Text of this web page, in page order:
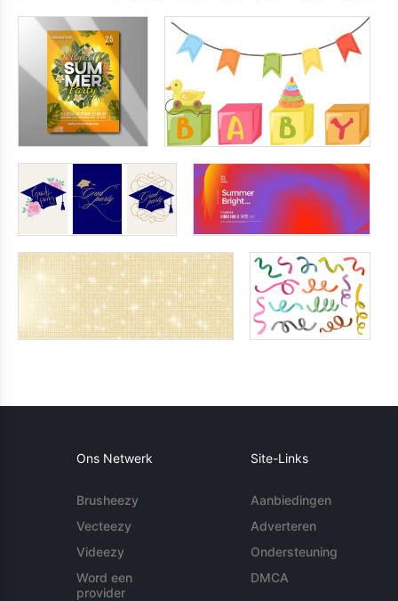
Ons Netwerk
Brusheezy
Vecteezy
Videezy
Word een
provider
Site-Links
Aanbiedingen
Adverteren
Ondersteuning
DMCA